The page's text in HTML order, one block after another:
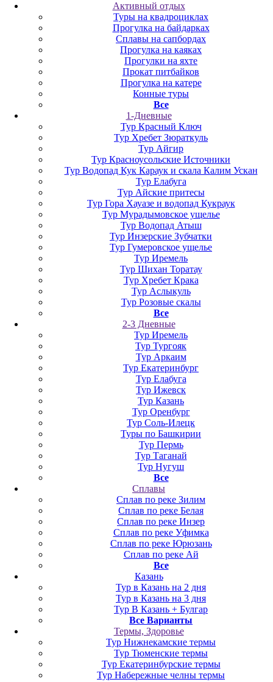
Активный отдых
Туры на квадроциклах
Прогулка на байдарках
Сплавы на сапбордах
Прогулка на каяках
Прогулки на яхте
Прокат питбайков
Прогулка на катере
Конные туры
Все
1-Дневные
Тур Красный Ключ
Тур Хребет Зюраткуль
Тур Айгир
Тур Красноусольские Источники
Тур Водопад Кук Караук и скала Калим Ускан
Тур Елабуга
Тур Айские притесы
Тур Гора Хауазе и водопад Кукраук
Тур Мурадымовское ущелье
Тур Водопад Атыш
Тур Инзерские Зубчатки
Тур Гумеровское ущелье
Тур Иремель
Тур Шихан Торатау
Тур Хребет Крака
Тур Аслыкуль
Тур Розовые скалы
Все
2-3 Дневные
Тур Иремель
Тур Тургояк
Тур Аркаим
Тур Екатеринбург
Тур Елабуга
Тур Ижевск
Тур Казань
Тур Оренбург
Тур Соль-Илецк
Туры по Башкирии
Тур Пермь
Тур Таганай
Тур Нугуш
Все
Сплавы
Сплав по реке Зилим
Сплав по реке Белая
Сплав по реке Инзер
Сплав по реке Уфимка
Сплав по реке Юрюзань
Сплав по реке Ай
Все
Казань
Тур в Казань на 2 дня
Тур в Казань на 3 дня
Тур В Казань + Булгар
Все Варианты
Термы, Здоровье
Тур Нижнекамские термы
Тур Тюменские термы
Тур Екатеринбурские термы
Тур Набережные челны термы